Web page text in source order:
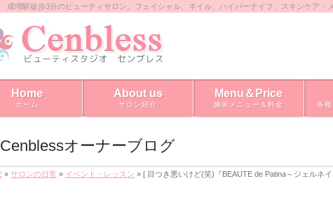
成増駅徒歩3分のビューティサロン。フェイシャル、ネイル、ハイパーナイフ、スキンケア
Home
ホーム
About us
サロン紹介
Menu＆Price
施術メニュー＆料金 各
Cenblessオーナーブログ
» サロンの日常 » イベント・レッスン » [ 目つき悪いけど(笑)『BEAUTE de Patina～ジェルネ